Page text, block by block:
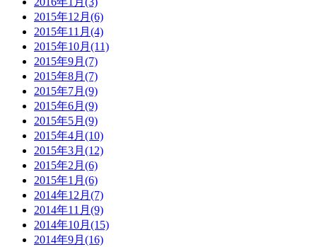
2015年12月(6)
2015年11月(4)
2015年10月(11)
2015年9月(7)
2015年8月(7)
2015年7月(9)
2015年6月(9)
2015年5月(9)
2015年4月(10)
2015年3月(12)
2015年2月(6)
2015年1月(6)
2014年12月(7)
2014年11月(9)
2014年10月(15)
2014年9月(16)